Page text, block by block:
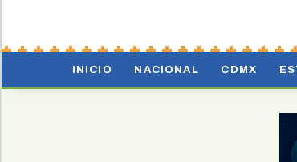
INICIO NACIONAL CDMX